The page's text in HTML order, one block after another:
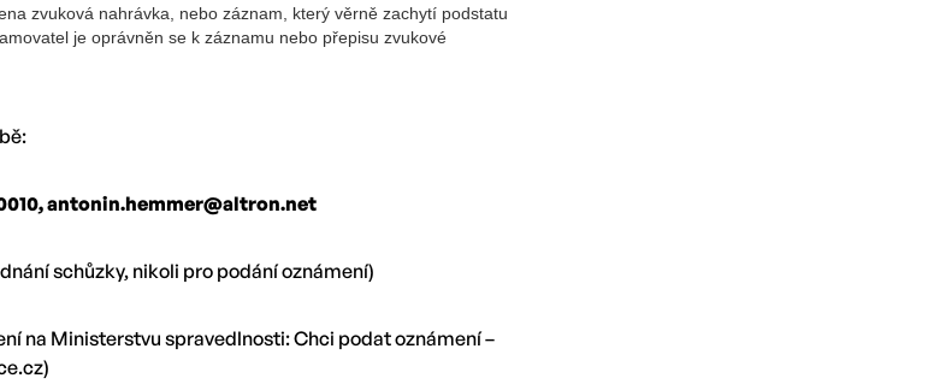
zvuková nahrávka, nebo záznam, který věrně zachytí podstatu
je oprávněn se k záznamu nebo přepisu zvukové
antonin.hemmer@altron.net
schůzky, nikoli pro podání oznámení)
na Ministerstvu spravedlnosti: Chci podat oznámení –